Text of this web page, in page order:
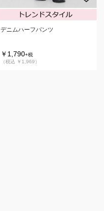
デニムハーフパンツ
￥1,790+税
（税込 ￥1,969）